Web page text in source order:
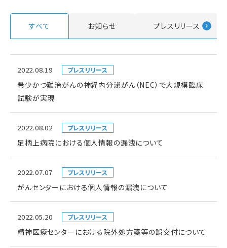
すべて お知らせ プレスリリース
2022.08.19 プレスリリース
希少かつ難治がんの神経内分泌がん（NEC）で大規模臨床
試験が実現
2022.08.02 プレスリリース
足柄上病院における個人情報の漏洩について
2022.07.07 プレスリリース
がんセンターにおける個人情報の漏洩について
2022.05.20 プレスリリース
精神医療センターにおける院外処方箋等の誤交付について